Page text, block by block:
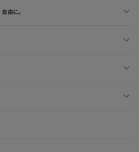
自由に。